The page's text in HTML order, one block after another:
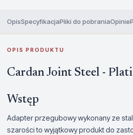
OpisSpecyfikacjaPliki do pobraniaOpinie
OPIS PRODUKTU
Cardan Joint Steel -
Wstęp
Adapter przegubowy wykonany ze
szarości to wyjątkowy produkt do